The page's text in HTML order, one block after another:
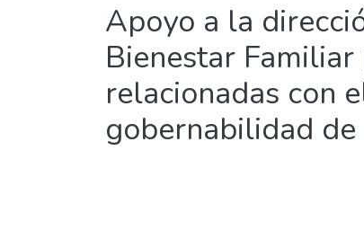
Apoyo a la
Bienestar
relacionadas con
gobernabilidad